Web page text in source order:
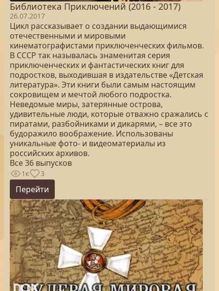
Библиотека Приключений (2016 - 2017)
26.07.2017
Цикл рассказывает о создании выдающимися
отечественными и мировыми
кинематографистами приключенческих фильмов.
В СССР так называлась знаменитая серия
приключенческих и фантастических книг для
подростков, выходившая в издательстве «Детская
литература». Эти книги были самым настоящим
сокровищем и мечтой любого подростка.
Неведомые миры, затерянные острова,
удивительные люди, которые отважно сражались с
пиратами, разбойниками и дикарями, – все это
будоражило воображение. Использованы
уникальные фото- и видеоматериалы из
российских архивов.
Все 36 выпусков
1к 3
Перейти